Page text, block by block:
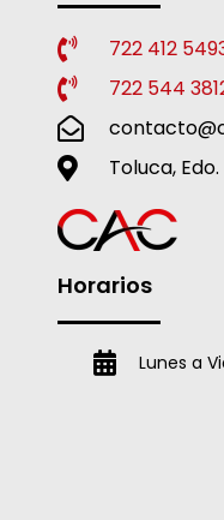
722 412
722 544
Toluca,
Horarios
Lunes a